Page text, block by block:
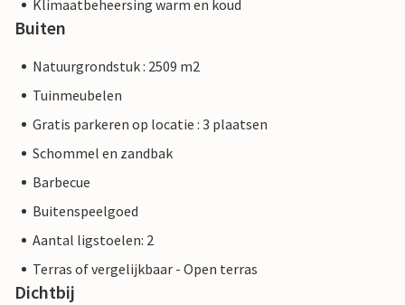
Klimaatbeheersing warm en koud
Buiten
Natuurgrondstuk : 2509 m2
Tuinmeubelen
Gratis parkeren op locatie : 3 plaatsen
Schommel en zandbak
Barbecue
Buitenspeelgoed
Aantal ligstoelen: 2
Terras of vergelijkbaar - Open terras
Dichtbij